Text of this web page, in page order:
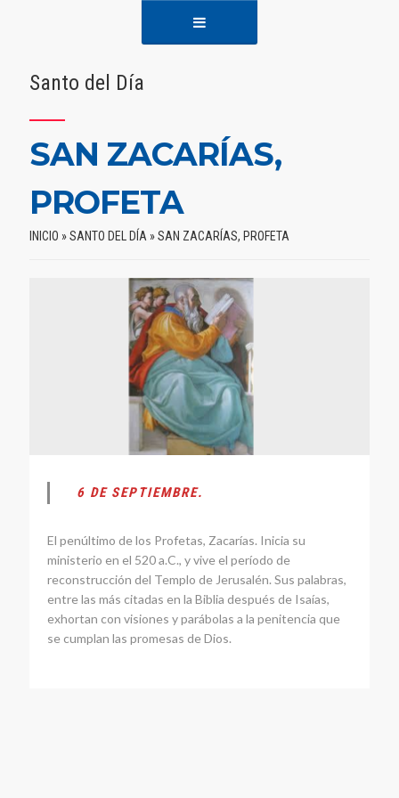
Santo del Día
SAN ZACARÍAS,
PROFETA
INICIO »SANTO DEL DÍA »SAN ZACARÍAS, PROFETA
6 DE SEPTIEMBRE.
El penúltimo de los Profetas, Zacarías. Inicia su
ministerio en el 520 a.C., y vive el período de
reconstrucción del Templo de Jerusalén. Sus palabras,
entre las más citadas en la Biblia después de Isaías,
exhortan con visiones y parábolas a la penitencia que
se cumplan las promesas de Dios.